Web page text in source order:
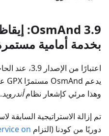
بخدمة أمامية مستمرة
اعتبارًا من
يدعم OsmAnd مستمرًا GPX عبر خدمة الخلفية في
وهذا مرئي كإشعار نظامأندرويد.
دوريًا من كودنا (التزام on